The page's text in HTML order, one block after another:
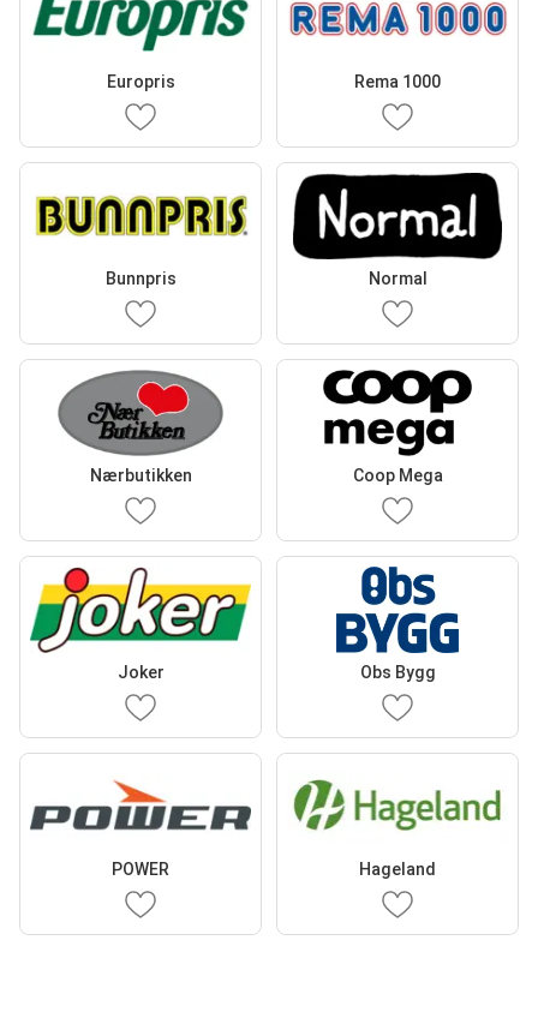
Europris Rema 1000
Bunnpris Normal
Nærbutikken Coop Mega
Joker Obs Bygg
POWER Hageland